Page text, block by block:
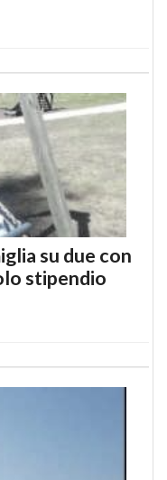
su due con
stipendio